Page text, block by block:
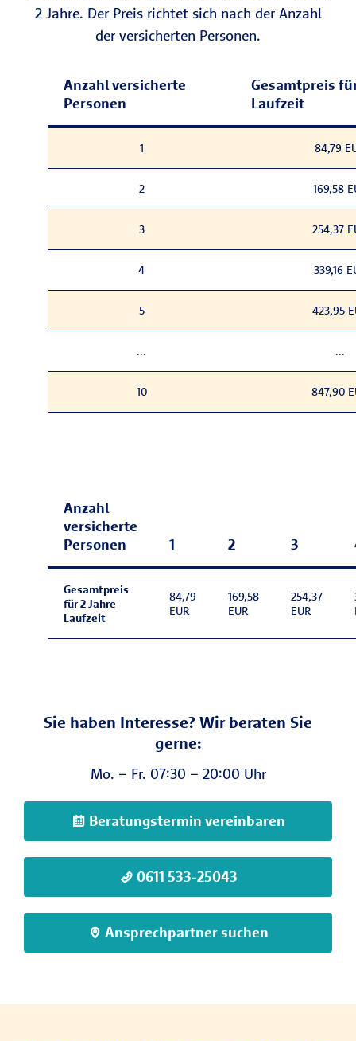
2 Jahre. Der Preis richtet sich nach der Anzahl
der versicherten Personen.
Anzahl versicherte
Personen
Gesamtpreis
Laufzeit
1 84,79
2 169,58
3 254,37
4 339,16
5 423,95
... ...
10 847,90
Anzahl
versicherte
Personen
1 2 3
Gesamtpreis
für 2 Jahre
Laufzeit
84,79
EUR
169,58
EUR
254,37
EUR
Sie haben Interesse? Wir beraten Sie
gerne:
Mo. – Fr. 07:30 – 20:00 Uhr
Beratungstermin vereinbaren
0611 533-25043
Ansprechpartner suchen